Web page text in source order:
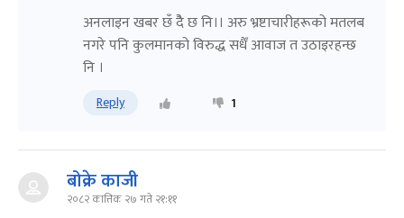
अनलाइन खबर छँ दैे छ नि।। अरु भ्रष्टाचारीहरूको मतलब
नगरे पनि कुलमानको विरुद्ध सधैँ आवाज त उठाइरहन्छ
नि ।
Reply 1
बोक्रे काजी
२०८२ कात्तिक २७ गते २१:११